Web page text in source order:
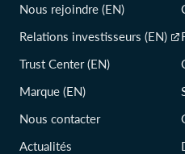
Nous rejoindre (EN)
Relations investisseurs (EN)
Trust Center (EN)
Marque (EN)
Nous contacter
Actualités